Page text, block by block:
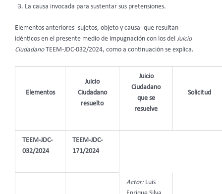
La causa invocada para sustentar sus pretensiones.
Elementos anteriores -sujetos, objeto y causa- que resultan
idénticos en el presente medio de impugnación con los del Juicio
CiudadanoTEEM-JDC-032/2024, como a continuación se explica.
Elementos
Juicio
Ciudadano
resuelto
Juicio
Ciudadano
que se
resuelve
Solicitud
TEEM-JDC-
032/2024
TEEM-JDC-
171/2024
Actor:Luis